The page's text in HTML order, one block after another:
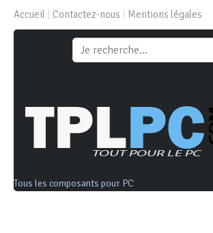
Accueil Contactez-nous Mentions légales
Tous les composants pour PC